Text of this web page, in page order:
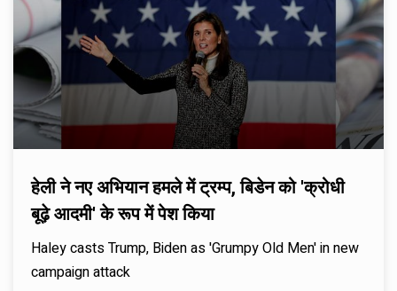
हेली ने नए अभियान हमले में ट्रम्प, बिडेन को 'क्रोधी
बूढ़े आदमी' के रूप में पेश किया
Haley casts Trump, Biden as 'Grumpy Old Men' in new
campaign attack